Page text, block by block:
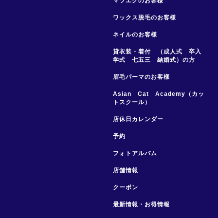
ワックス脱毛のお客様
ネイルのお客様
貸衣装・着付 （成人式 卒入
学式 七五三 結婚式）の方
眉毛パーマのお客様
Asian Cat Academy（カッ
トスクール）
店休日カレンダー
予約
フォトアルバム
店舗情報
クーポン
最新情報・お得情報